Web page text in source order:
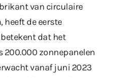
van circulaire
heeft de eerste
dat het
zonnepanelen
vanaf juni 2023